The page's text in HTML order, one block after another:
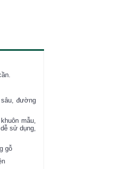
đường
mẫu,
sử dụng,
gỗ